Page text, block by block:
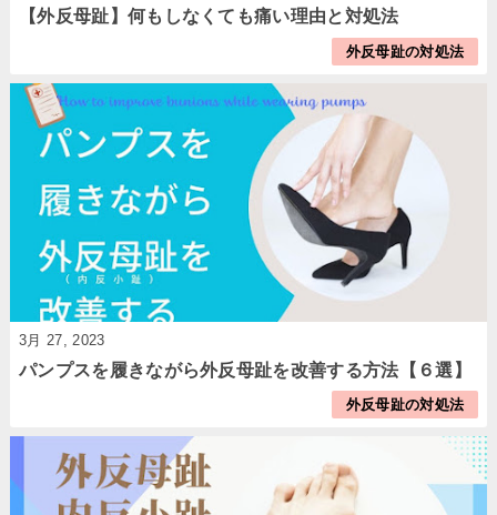
【外反母趾】何もしなくても痛い理由と対処法
外反母趾の対処法
3月 27, 2023
パンプスを履きながら外反母趾を改善する方法【６選】
外反母趾の対処法